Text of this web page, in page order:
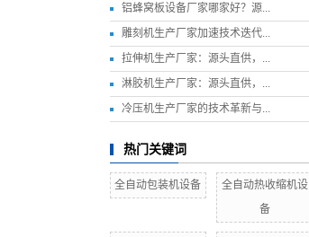
铝蜂窝板设备厂家哪家好？源...
雕刻机生产厂家加速技术迭代...
拉伸机生产厂家：源头直供，...
淋胶机生产厂家：源头直供，...
冷压机生产厂家的技术革新与...
热门关键词
全自动包装机设备
全自动热收缩机设
备